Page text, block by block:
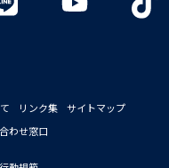
リンク集
サイトマップ
わせ窓口